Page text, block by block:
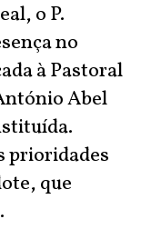
o P.
no
à Pastoral
Abel
prioridades
que